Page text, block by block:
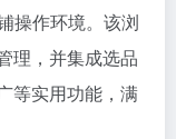
操作环境。该浏
理，并集成选品
等实用功能，满